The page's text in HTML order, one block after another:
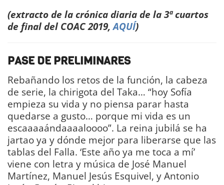
(extracto de la crónica diaria de la 3ª cuartos
de final del COAC 2019,AQUÍ)
PASE DE PRELIMINARES
Rebañando los retos de la función, la cabeza
de serie, la chirigota del Taka… “hoy Sofía
empieza su vida y no piensa parar hasta
quedarse a gusto… porque mi vida es un
escaaaaándaaaaloooo”. La reina jubilá se ha
jartao ya y dónde mejor para liberarse que las
tablas del Falla. ‘Este año ya me toca a mí’
viene con letra y música de José Manuel
Martínez, Manuel Jesús Esquivel, y Antonio